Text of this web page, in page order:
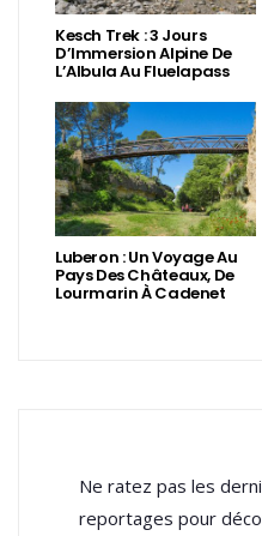
Kesch Trek : 3 Jours
D’Immersion Alpine De
L’Albula Au Fluelapass
Luberon : Un Voyage Au
Pays Des Châteaux, De
Lourmarin À Cadenet
Ne ratez pas les
reportages pour